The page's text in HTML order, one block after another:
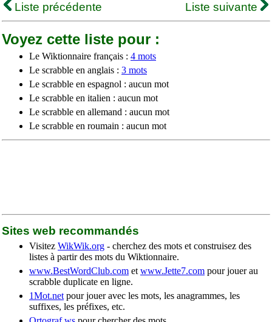
Liste précédente
Liste suivante
Voyez cette liste pour :
Le Wiktionnaire français : 4 mots
Le scrabble en anglais : 3 mots
Le scrabble en espagnol : aucun mot
Le scrabble en italien : aucun mot
Le scrabble en allemand : aucun mot
Le scrabble en roumain : aucun mot
Sites web recommandés
Visitez WikWik.org - cherchez des mots et construisez des
listes à partir des mots du Wiktionnaire.
www.BestWordClub.com et www.Jette7.com pour jouer au
scrabble duplicate en ligne.
1Mot.net pour jouer avec les mots, les anagrammes, les
suffixes, les préfixes, etc.